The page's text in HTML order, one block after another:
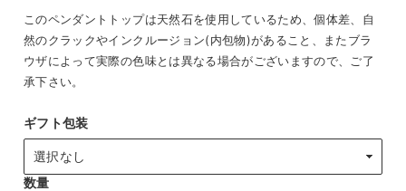
このペンダントトップは天然石を使用しているため、個体差、自
然のクラックやインクルージョン(内包物)があること、またブラ
ウザによって実際の色味とは異なる場合がございますので、ご了
承下さい。
ギフト包装
数量